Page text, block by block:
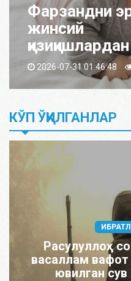
Фарзандни
жинсий
2026-07-31 01:46:48
КЎП ЎҚИЛГАНЛАР
Расулуллоҳ
васаллам вафот
ювилган сув